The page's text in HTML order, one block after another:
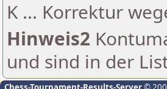
K ... Korrektur
Hinweis2
und sind in der